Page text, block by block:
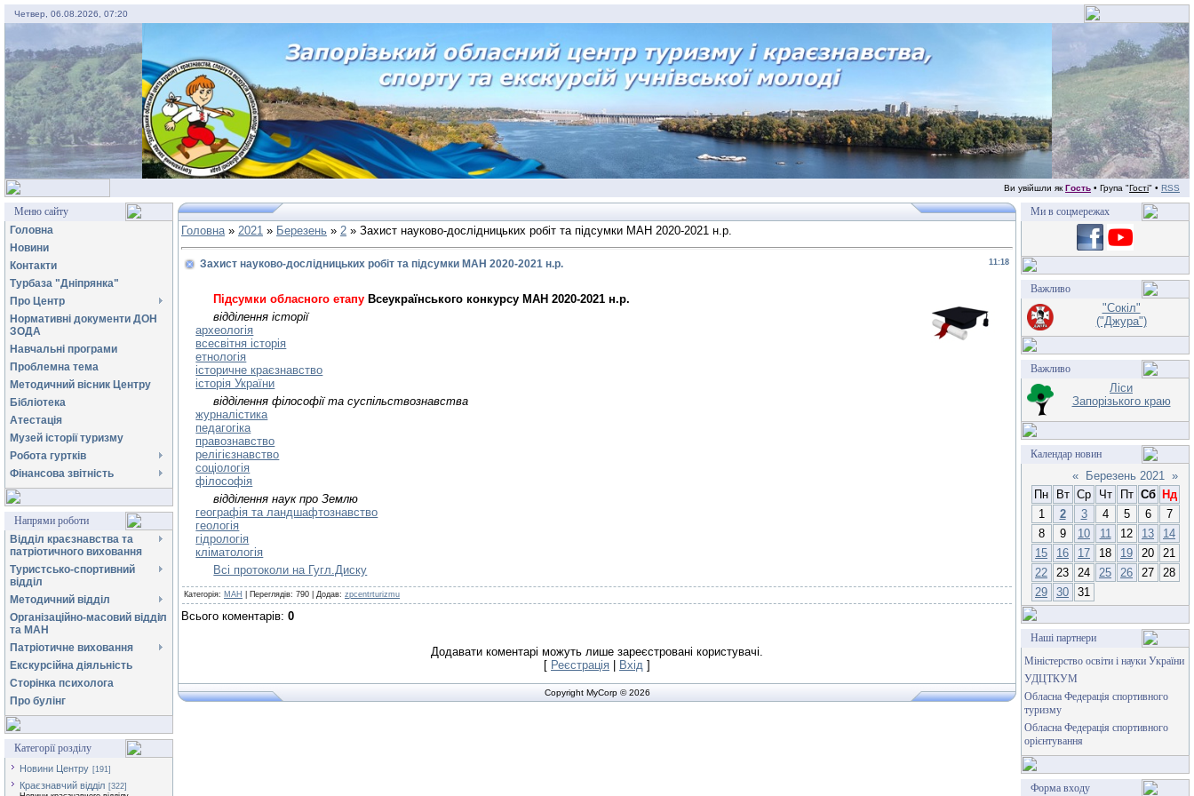
Четвер, 06.08.2026, 07:20
Ви увійшли як Гость • Група "Гості" • RSS
Меню сайту
Головна
Новини
Контакти
Турбаза "Дніпрянка"
Про Центр
Нормативні документи ДОН
ЗОДА
Навчальні програми
Проблемна тема
Методичний вісник Центру
Бібліотека
Атестація
Музей історії туризму
Робота гуртків
Фінансова звітність
Напрями роботи
Відділ краєзнавства та
патріотичного виховання
Туристсько-спортивний
відділ
Методичний відділ
Організаційно-масовий відділ
та МАН
Патріотичне виховання
Екскурсійна діяльність
Сторінка психолога
Про булінг
Категорії розділу
Новини Центру [191]
Краєзнавчий відділ [322]
Головна» 2021 » Березень » 2 » Захист науково-дослідницьких робіт та підсумки МАН 2020-2021 н.р.
11:18
Захист науково-дослідницьких робіт та підсумки МАН 2020-2021 н.р.
Підсумки обласного етапу Всеукраїнського конкурсу МАН 2020-2021 н.р.
відділення історії
археологія
всесвітня історія
етнологія
історичне краєзнавство
історія України
відділення філософії та суспільствознавства
журналістика
педагогіка
правознавство
релігієзнавство
соціологія
філософія
відділення наук про Землю
географія та ландшафтознавство
геологія
гідрологія
кліматологія
Всі протоколи на Гугл.Диску
Категорія: МАН Переглядів: 790 Додав: zpcentrturizmu
Всього коментарів: 0
Додавати коментарі можуть лише зареєстровані користувачі.
[ Реєстрація Вхід ]
Copyright MyCorp © 2026
Ми в соцмережах
Важливо
"Сокіл"
("Джура")
Важливо
Ліси
Запорізького краю
Календар новин
« Березень 2021 »
Пн
Вт Ср Чт Пт Сб
Нд
1
2 3 4 5 6
7
8
9 10 11 12 13
14
15
16 17 18 19 20
21
22
23 24 25 26 27
28
29
30 31
Наші партнери
Міністерство освіти і науки України
УДЦТКУМ
Обласна Федерація спортивного
туризму
Обласна Федерація спортивного
орієнтування
Форма входу